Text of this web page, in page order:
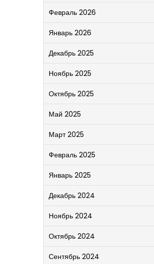
Февраль 2026
Январь 2026
Декабрь 2025
Ноябрь 2025
Октябрь 2025
Май 2025
Март 2025
Февраль 2025
Январь 2025
Декабрь 2024
Ноябрь 2024
Октябрь 2024
Сентябрь 2024